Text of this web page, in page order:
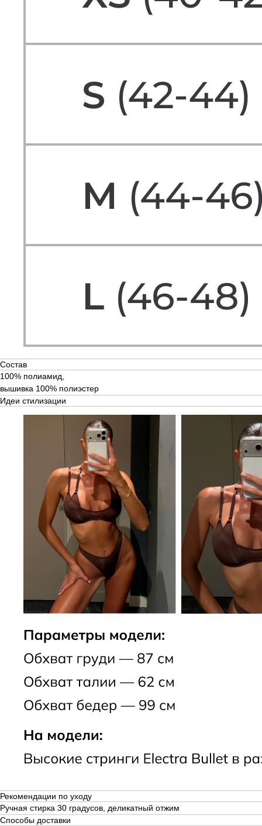
Состав
100% полиамид,
вышивка 100% полиэстер
Идеи стилизации
Рекомендации по уходу
Ручная стирка 30 градусов, деликатный отжим
Способы доставки
ОДЕЖДА
БЮСТГАЛЬТЕРЫ
ФРАНШИЗА
О CLOSER COUTURE
МАГАЗИН
+7 (901) 538-34-24
СКИДКА -10% НА ПЕРВЫЙ ЗАКАЗ